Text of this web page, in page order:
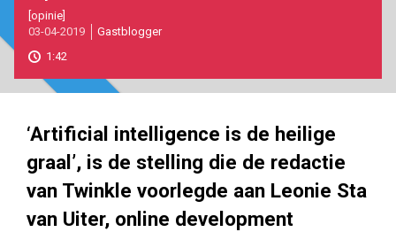
2019-
04-
03T14:50:00
2019-
04-
[opinie]
03-04-2019
Gastblogger
1:42
Magazine
‘Artificial intelligence is de heilige
graal’, is de stelling die de redactie
van Twinkle voorlegde aan Leonie Sta
van Uiter, online development